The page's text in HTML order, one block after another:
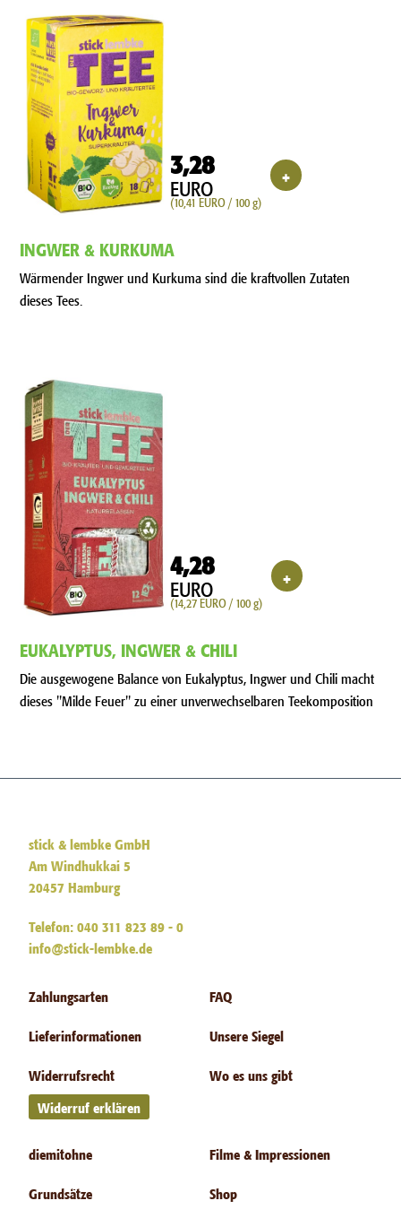
3,28
EURO
(10,41 EURO / 100 g)
+
INGWER & KURKUMA
Wärmender Ingwer und Kurkuma sind die kraftvollen Zutaten
dieses Tees.
4,28
EURO
(14,27 EURO / 100 g)
+
EUKALYPTUS, INGWER & CHILI
Die ausgewogene Balance von Eukalyptus, Ingwer und Chili macht
dieses "Milde Feuer" zu einer unverwechselbaren Teekomposition
stick & lembke GmbH
Am Windhukkai 5
20457 Hamburg
Telefon: 040 311 823 89 - 0
info@stick-lembke.de
Zahlungsarten
Lieferinformationen
Widerrufsrecht
Widerruf erklären
FAQ
Unsere Siegel
Wo es uns gibt
diemitohne
Grundsätze
Filme & Impressionen
Shop